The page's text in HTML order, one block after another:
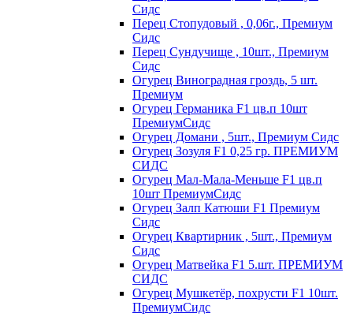
Сидс
Перец Стопудовый , 0,06г., Премиум
Сидс
Перец Сундучище , 10шт., Премиум
Сидс
Огурец Виноградная гроздь, 5 шт.
Премиум
Огурец Германика F1 цв.п 10шт
ПремиумСидс
Огурец Домани , 5шт., Премиум Сидс
Огурец Зозуля F1 0,25 гр. ПРЕМИУМ
СИДС
Огурец Мал-Мала-Меньше F1 цв.п
10шт ПремиумСидс
Огурец Залп Катюши F1 Премиум
Сидс
Огурец Квартирник , 5шт., Премиум
Сидс
Огурец Матвейка F1 5.шт. ПРЕМИУМ
СИДС
Огурец Мушкетёр, похрусти F1 10шт.
ПремиумСидс